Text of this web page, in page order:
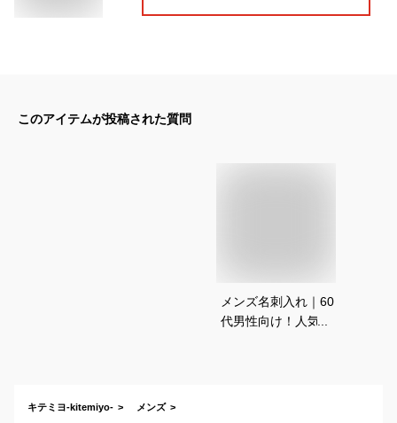
このアイテムが投稿された質問
メンズ名刺入れ｜60
代男性向け！人気ブ
キテミヨ-kitemiyo- メンズ